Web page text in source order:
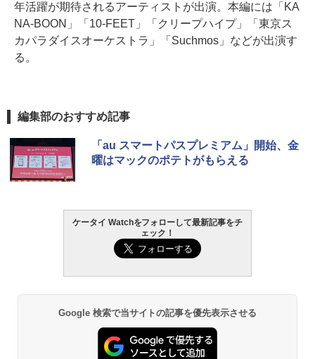
年活躍が期待されるアーティストが出演。本編には「KA
NA-BOON」「10-FEET」「クリープハイプ」「東京ス
カパラダイスオーケストラ」「Suchmos」などが出演す
る。
編集部のおすすめ記事
「au スマートパスプレミアム」開始、金
曜はマックのポテトがもらえる
ケータイ Watchをフォローして最新記事をチ
ェック！
Google 検索で当サイトの記事を優先表示させる